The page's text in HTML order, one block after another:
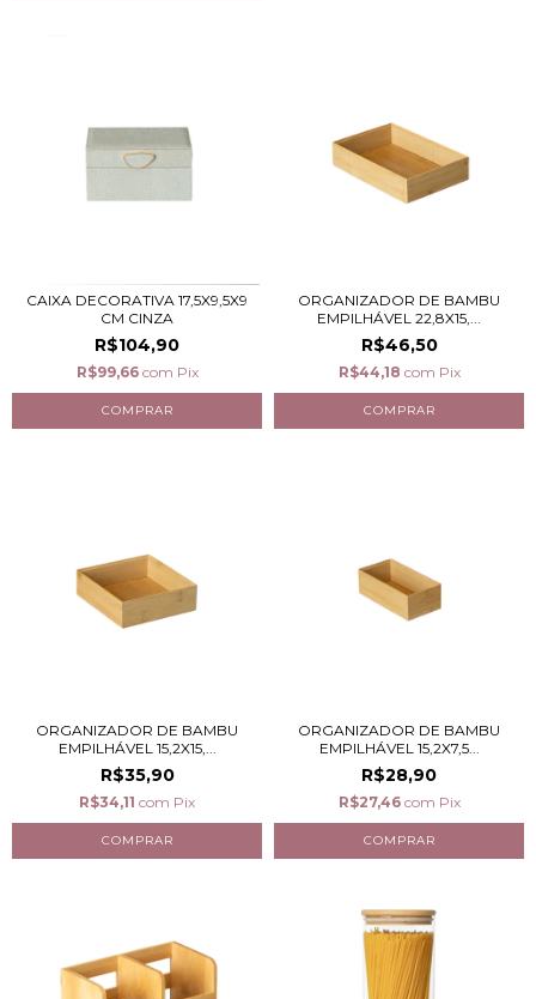
CAIXA DECORATIVA 17,5X9,5X9
CM CINZA
R$104,90
R$99,66 com Pix
ORGANIZADOR DE BAMBU
EMPILHÁVEL 22,8X15,...
R$46,50
R$44,18 com Pix
ORGANIZADOR DE BAMBU
EMPILHÁVEL 15,2X15,...
R$35,90
R$34,11 com Pix
ORGANIZADOR DE BAMBU
EMPILHÁVEL 15,2X7,5...
R$28,90
R$27,46 com Pix